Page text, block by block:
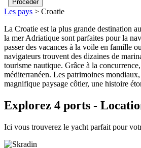
Les pays > Croatie
La Croatie est la plus grande destination
la mer Adriatique sont parfaites pour la
passer des vacances à la voile en famille
navigateurs trouvent des dizaines de
tourisme nautique. Grâce à la
méditerranéen. Les patrimoines
magnifique paysage côtier, une histoire
Explorez 4 ports -
Ici vous trouverez le yacht parfait pour